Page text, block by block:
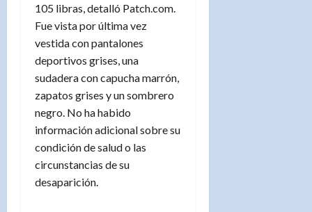
105 libras, detalló Patch.com.
Fue vista por última vez
vestida con pantalones
deportivos grises, una
sudadera con capucha marrón,
zapatos grises y un sombrero
negro. No ha habido
información adicional sobre su
condición de salud o las
circunstancias de su
desaparición.